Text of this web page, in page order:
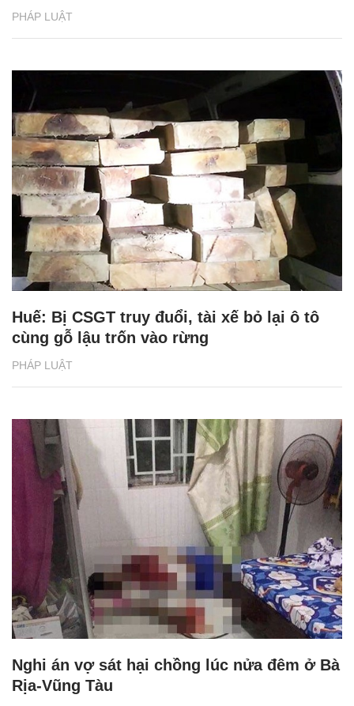
PHÁP LUẬT
PHÁP LUẬT
Huế: Bị CSGT truy đuổi, tài xế bỏ lại ô tô
cùng gỗ lậu trốn vào rừng
Nghi án vợ sát hại chồng lúc nửa đêm ở Bà
Rịa-Vũng Tàu